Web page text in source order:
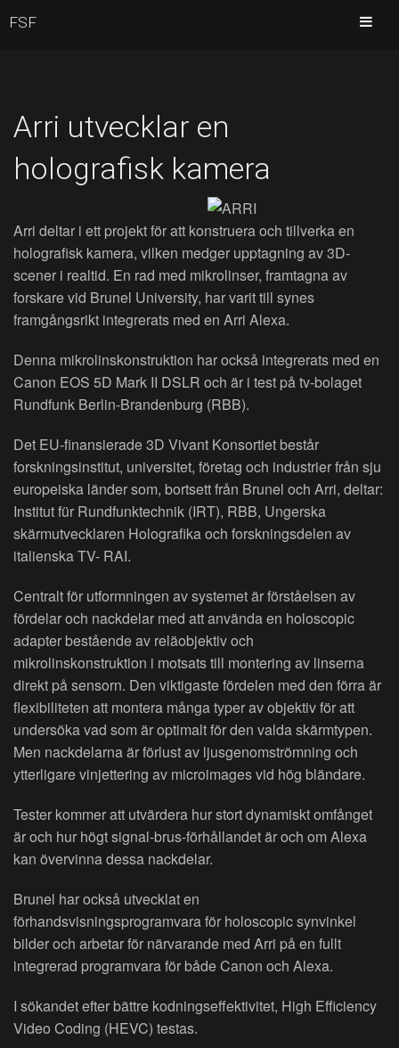
Arri utvecklar en
holografisk kamera
Arri deltar i ett projekt för att konstruera och tillverka en
holografisk kamera, vilken medger upptagning av 3D-
scener i realtid. En rad med mikrolinser, framtagna av
forskare vid Brunel University, har varit till synes
framgångsrikt integrerats med en Arri Alexa.
Denna mikrolinskonstruktion har också integrerats med en
Canon EOS 5D Mark II DSLR och är i test på tv-bolaget
Rundfunk Berlin-Brandenburg (RBB).
Det EU-finansierade 3D Vivant Konsortiet består
forskningsinstitut, universitet, företag och industrier från sju
europeiska länder som, bortsett från Brunel och Arri, deltar:
Institut für Rundfunktechnik (IRT), RBB, Ungerska
skärmutvecklaren Holografika och forskningsdelen av
italienska TV- RAI.
Centralt för utformningen av systemet är förståelsen av
fördelar och nackdelar med att använda en holoscopic
adapter bestående av reläobjektiv och
mikrolinskonstruktion i motsats till montering av linserna
direkt på sensorn. Den viktigaste fördelen med den förra är
flexibiliteten att montera många typer av objektiv för att
undersöka vad som är optimalt för den valda skärmtypen.
Men nackdelarna är förlust av ljusgenomströmning och
ytterligare vinjettering av microimages vid hög bländare.
Tester kommer att utvärdera hur stort dynamiskt omfånget
är och hur högt signal-brus-förhållandet är och om Alexa
kan övervinna dessa nackdelar.
Brunel har också utvecklat en
förhandsvisningsprogramvara för holoscopic synvinkel
bilder och arbetar för närvarande med Arri på en fullt
integrerad programvara för både Canon och Alexa.
I sökandet efter bättre kodningseffektivitet, High Efficiency
Video Coding (HEVC) testas.
FSF